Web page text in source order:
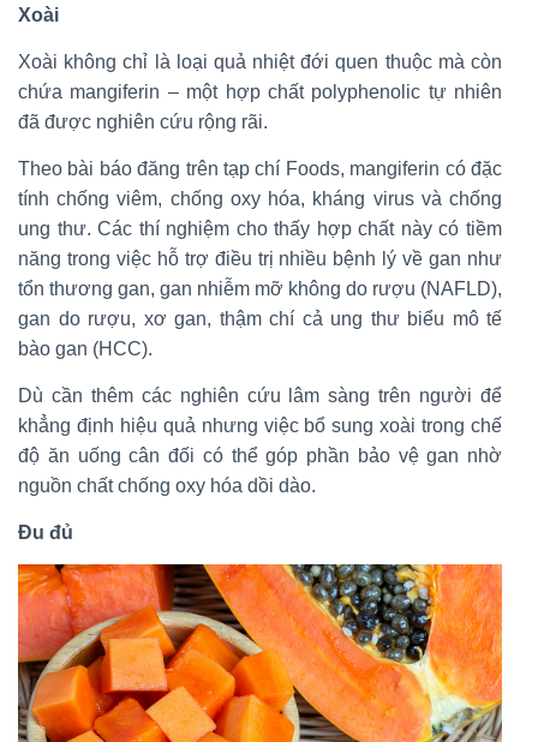
Xoài
Xoài không chỉ là loại quả nhiệt đới quen thuộc mà còn
chứa mangiferin – một hợp chất polyphenolic tự nhiên
đã được nghiên cứu rộng rãi.
Theo bài báo đăng trên tạp chí Foods, mangiferin có đặc
tính chống viêm, chống oxy hóa, kháng virus và chống
ung thư. Các thí nghiệm cho thấy hợp chất này có tiềm
năng trong việc hỗ trợ điều trị nhiều bệnh lý về gan như
tổn thương gan, gan nhiễm mỡ không do rượu (NAFLD),
gan do rượu, xơ gan, thậm chí cả ung thư biểu mô tế
bào gan (HCC).
Dù cần thêm các nghiên cứu lâm sàng trên người để
khẳng định hiệu quả nhưng việc bổ sung xoài trong chế
độ ăn uống cân đối có thể góp phần bảo vệ gan nhờ
nguồn chất chống oxy hóa dồi dào.
Đu đủ